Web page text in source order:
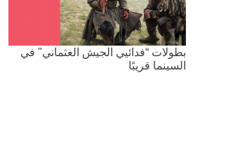
بطولات “فدائيي الجيش العثماني" في
السينما قريبًا